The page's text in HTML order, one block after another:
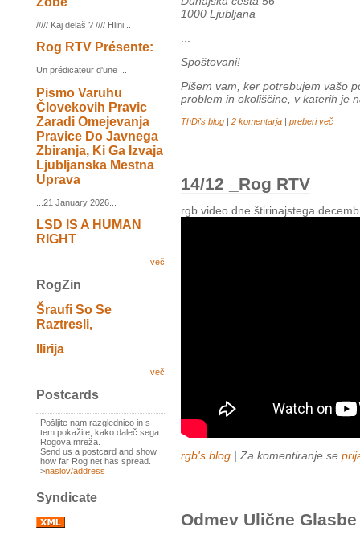
///// Kaj delaš ? //// Hlini...
Rog RTV Présente:
Un prédicateur d'une ...
Pismo Varuhu
Človekovih Pravic
Zaradi Omejevanja
Pravice Do Javnega
Zbiranja, Ki Ga Izvaja
Ljubljanska Mestna
Uprava
...21 January 2026...
LSD IS A HUMAN
RIGHT
več
RogZin
Šraufi So Se
Raztresli,
Ilirija
več
Postcards
Pošljite nam razglednico in s
tem pokažite, kako daleč sega
Rogova mreža.
Send us a postcard and show
how far Rog net has spread.
>naslov/address
Syndicate
1000 Ljubljana
...
Spoštovani!
Pišem vam, ker potrebujem vašo
problem in okoliščine, v katerih je
ThDi's blog 2 komentarja preberi več
14/12 _Rog RTV
rgb video dne štirinajstega
rgb's blog | Za komentiranje se
Odmev Ulične Glasbe